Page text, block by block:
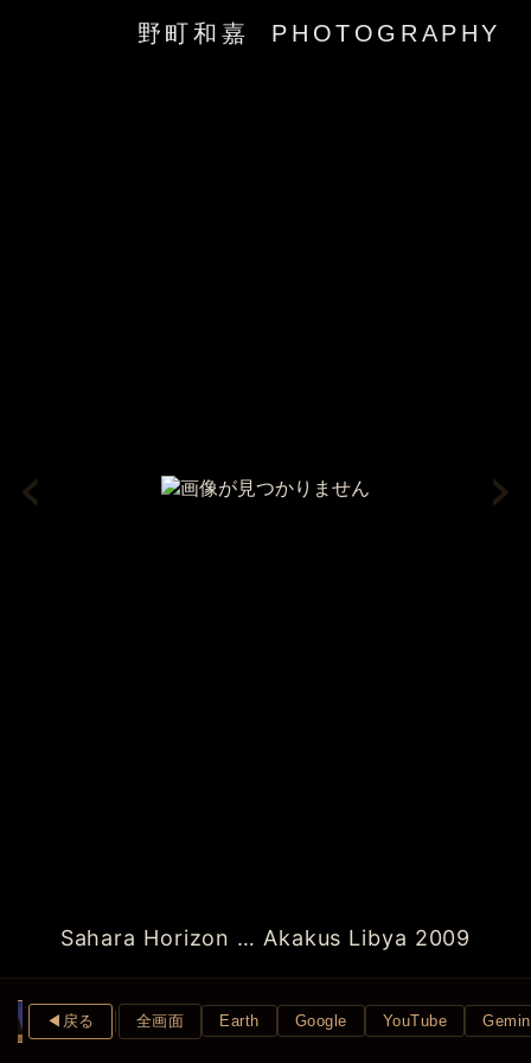
野町和嘉 PHOTOGRAPHY
‹
Sahara Horizon … Akakus Libya 2009
›
◀︎戻る 全画面 Earth Google YouTube